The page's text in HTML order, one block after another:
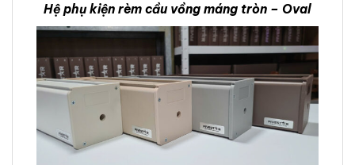
Hệ phụ kiện rèm cầu vồng máng tròn – Oval